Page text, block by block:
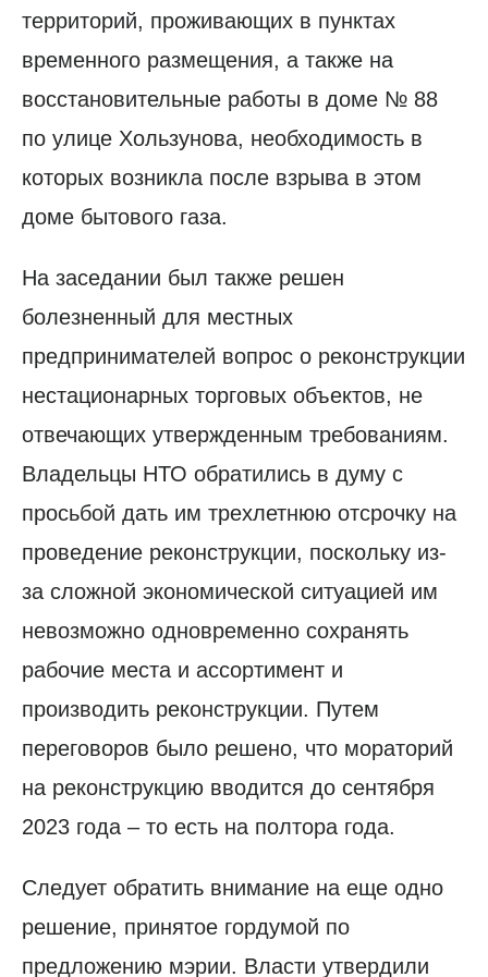
территорий, проживающих в пунктах
временного размещения, а также на
восстановительные работы в доме № 88
по улице Хользунова, необходимость в
которых возникла после взрыва в этом
доме бытового газа.
На заседании был также решен
болезненный для местных
предпринимателей вопрос о реконструкции
нестационарных торговых объектов, не
отвечающих утвержденным требованиям.
Владельцы НТО обратились в думу с
просьбой дать им трехлетнюю отсрочку на
проведение реконструкции, поскольку из-
за сложной экономической ситуацией им
невозможно одновременно сохранять
рабочие места и ассортимент и
производить реконструкции. Путем
переговоров было решено, что мораторий
на реконструкцию вводится до сентября
2023 года – то есть на полтора года.
Следует обратить внимание на еще одно
решение, принятое гордумой по
предложению мэрии. Власти утвердили